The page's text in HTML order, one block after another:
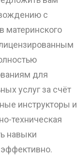
с
материнского
для
услуг за счёт
инструкторы и
техническая
навыки